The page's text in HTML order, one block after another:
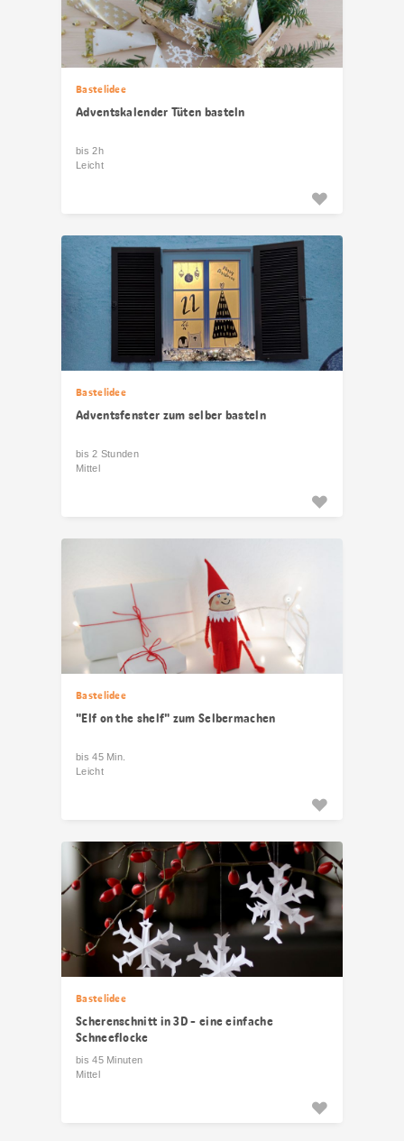
Bastelidee
Adventskalender Tüten basteln
bis 2h
Leicht
Bastelidee
Adventsfenster zum selber basteln
bis 2 Stunden
Mittel
Bastelidee
"Elf on the shelf" zum Selbermachen
bis 45 Min.
Leicht
Bastelidee
Scherenschnitt in 3D - eine einfache
Schneeflocke
bis 45 Minuten
Mittel